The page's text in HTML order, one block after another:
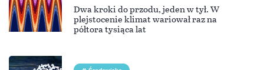
Dwa kroki do przodu, jeden w tył. W
plejstocenie klimat wariował raz na
półtora tysiąca lat